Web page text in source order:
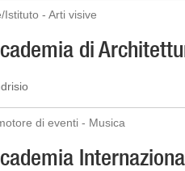
Istituto - Arti visive
di
di eventi - Musica